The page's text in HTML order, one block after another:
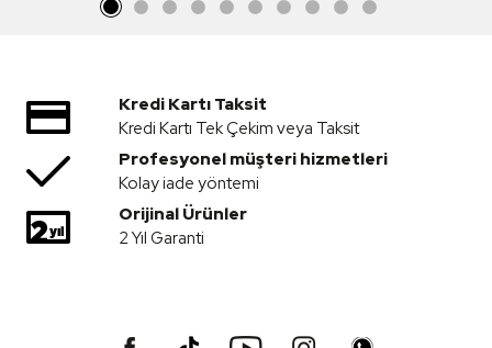
Kredi Kartı Taksit
Kredi Kartı Tek Çekim veya Taksit
Profesyonel müşteri hizmetleri
Kolay iade yöntemi
Orijinal Ürünler
2 Yıl Garanti